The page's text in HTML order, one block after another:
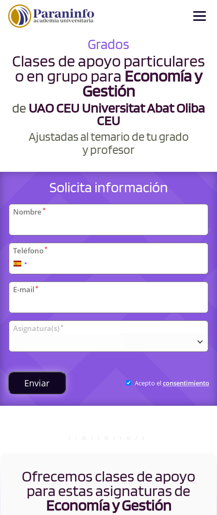
Grados
Clases de apoyo particulares
o en grupo para Economía y
Gestión
de UAO CEU Universitat Abat Oliba
CEU
Ajustadas al temario de tu grado
y profesor
Solicita información
Datos
personales
Nombre *
Teléfono*
España
+34
E-mail *
Clases
universitarias
Asignatura(s) *
Enviar Acepto elconsentimiento
Ofrecemos clases de apoyo
para estas asignaturas de
Economía y Gestión